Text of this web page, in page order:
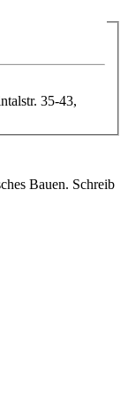
35-43,
Bauen. Schreib